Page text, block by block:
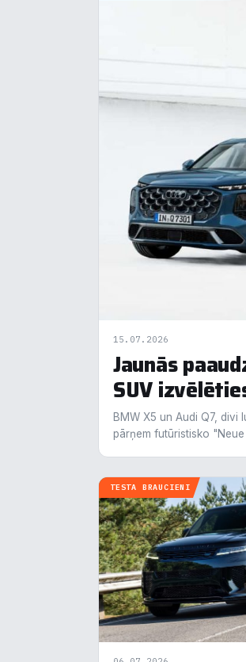
15.07.2026
Jaunās
SUV
BMW X5 un Audi Q7, divi
pārņem futūristisko
TESTA BRAUCIENI